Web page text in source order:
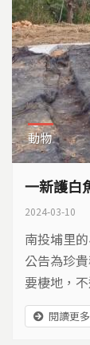
動物
一新護白
2024-03-10
南投埔里
公告為珍
要棲地，
白魚的生存
閱讀更多